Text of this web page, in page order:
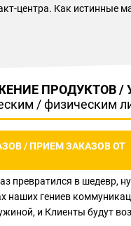
центра. Как истинные
ПРОДУКТОВ /
/ физическим
/ПРИЕМ ЗАКАЗОВ ОТ
превратился в шедевр,
наших гениев
и Клиенты будут